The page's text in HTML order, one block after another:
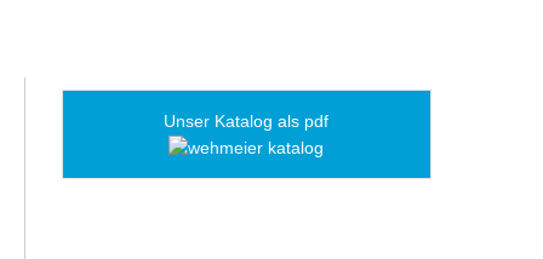
Unser Katalog als pdf